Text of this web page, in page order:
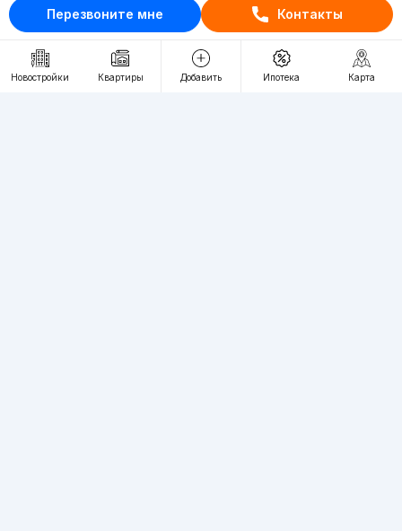
Перезвоните мне Контакты
Новостройки Квартиры Добавить Ипотека Карта
Пн-Пт. С 9:30 до 18:00
RU UZ